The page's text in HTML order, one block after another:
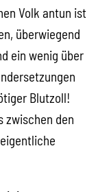
Volk antun ist
überwiegend
ein wenig über
Blutzoll!
zwischen den